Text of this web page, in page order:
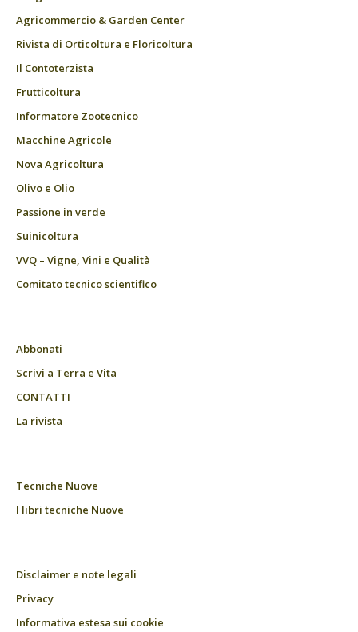
Agricommercio & Garden Center
Rivista di Orticoltura e Floricoltura
Il Contoterzista
Frutticoltura
Informatore Zootecnico
Macchine Agricole
Nova Agricoltura
Olivo e Olio
Passione in verde
Suinicoltura
VVQ – Vigne, Vini e Qualità
Comitato tecnico scientifico
Abbonati
Scrivi a Terra e Vita
CONTATTI
La rivista
Tecniche Nuove
I libri tecniche Nuove
Disclaimer e note legali
Privacy
Informativa estesa sui cookie